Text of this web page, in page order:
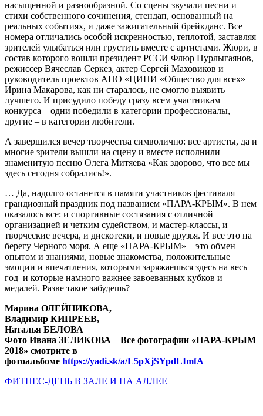
насыщенной и разнообразной. Со сцены звучали песни и
стихи собственного сочинения, стенд­ап, основанный на
реальных событиях, и даже зажигательный брейк­данс. Все
номера отличались особой искренностью, теплотой, заставляя
зрителей улыбаться или грустить вместе с артистами. Жюри, в
состав которого вошли президент РССИ Флюр Нурлыгаянов,
режиссер Вячеслав Серкез, актер Сергей Маховиков и
руководитель проектов АНО «ЦИПИ «Общество для всех»
Ирина Макарова, как ни старалось, не смогло выявить
лучшего. И присудило победу сразу всем участникам
конкурса – одни победили в категории профессионалы,
другие – в категории любители.
А завершился вечер творчества символично: все артисты, да и
многие зрители вышли на сцену и вместе исполнили
знаменитую песню Олега Митяева «Как здорово, что все мы
здесь сегодня собрались!».
… Да, надолго останется в памяти участников фестиваля
грандиозный праздник под названием «ПАРА-­КРЫМ». В нем
оказалось все: и спортивные состязания с отличной
организацией и четким судейством, и мастер-­классы, и
творческие вечера, и дискотеки, и новые друзья. И все это на
берегу Черного моря. А еще «ПАРА-­КРЫМ» – это обмен
опытом и знаниями, новые знакомства, положительные
эмоции и впечатления, которыми заряжаешься здесь на весь
год и которые намного важнее завоеванных кубков и
медалей. Разве такое забудешь?
Марина ОЛЕЙНИКОВА,
Владимир КИПРЕЕВ,
Наталья БЕЛОВА
Фото Ивана ЗЕЛИКОВА Все фотографии «ПАРА-КРЫМ
2018» смотрите в
фотоальбоме https://yadi.sk/a/L5pXjSYpdLImfA
ФИТНЕС-ДЕНЬ В ЗАЛЕ И НА АЛЛЕЕ